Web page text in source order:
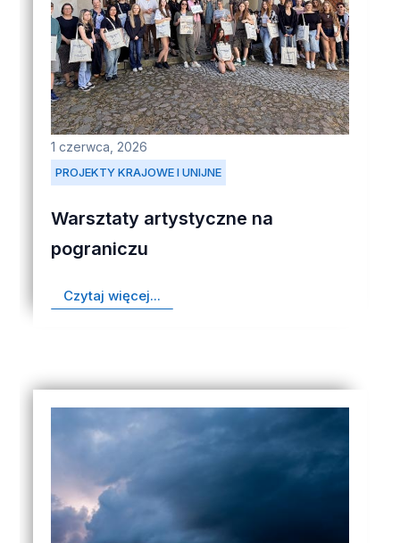
PROJEKTY KRAJOWE I UNIJNE
1 czerwca, 2026
Warsztaty artystyczne na
pograniczu
Czytaj więcej...